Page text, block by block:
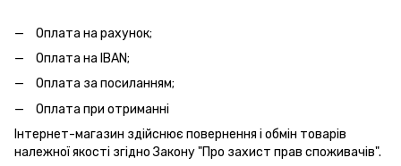
Оплата на рахунок;
Оплата на IBAN;
Оплата за посиланням;
Оплата при отриманні
Інтернет-магазин здійснює повернення і обмін товарів
належної якості згідно Закону "Про захист прав споживачів".